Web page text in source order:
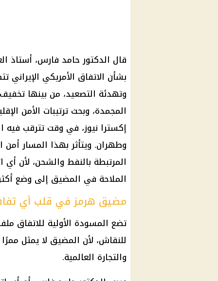
قال الدكتور حامد فارس، أستاذ
بشأن الاتفاق الأمريكي
وتهدئة التصعيد، من بينها تخفيف
المجمدة، وبحث ترتيبات الأمن
إكسترا نيوز، في وقت تترقب
وطهران. ويتأثر بهذا المسار أمن
المرتبطة بالنفط والشحن، لأن
الملاحة في المضيق إلى وضع
مضيق هرمز في قلب أي
تضع المسودة الأولية للاتفاق
للنقاش، لأن المضيق لا يمثل ممرًا
والتجارة العالمية.